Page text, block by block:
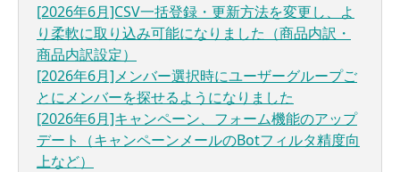
[2026年6月]CSV一括登録・更新方法を変更し、よ
り柔軟に取り込み可能になりました（商品内訳・
商品内訳設定）
[2026年6月]メンバー選択時にユーザーグループご
とにメンバーを探せるようになりました
[2026年6月]キャンペーン、フォーム機能のアップ
デート（キャンペーンメールのBotフィルタ精度向
上など）